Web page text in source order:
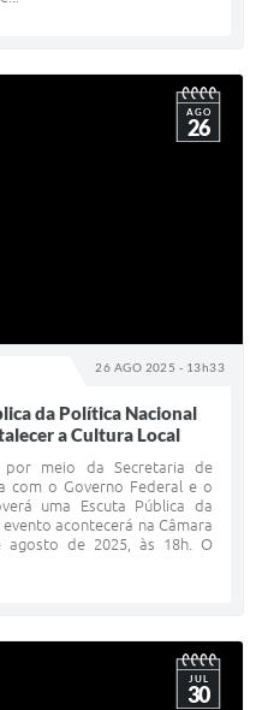
26 AGO 2025 - 13h33
AGO
26
da Política Nacional
a Cultura Local
meio da Secretaria de
com o Governo Federal e o
uma Escuta Pública da
acontecerá na Câmara
de 2025, às 18h. O
JUL
30